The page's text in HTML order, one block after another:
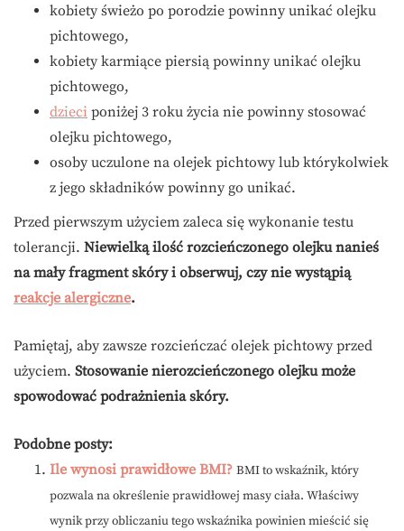
kobiety świeżo po porodzie powinny unikać olejku
pichtowego,
kobiety karmiące piersią powinny unikać olejku
pichtowego,
dzieci poniżej 3 roku życia nie powinny stosować
olejku pichtowego,
osoby uczulone na olejek pichtowy lub którykolwiek
z jego składników powinny go unikać.
Przed pierwszym użyciem zaleca się wykonanie testu
tolerancji. Niewielką ilość rozcieńczonego olejku nanieś
na mały fragment skóry i obserwuj, czy nie wystąpią
reakcje alergiczne.
Pamiętaj, aby zawsze rozcieńczać olejek pichtowy przed
użyciem. Stosowanie nierozcieńczonego olejku może
spowodować podrażnienia skóry.
Podobne posty:
Ile wynosi prawidłowe BMI? BMI to wskaźnik, który
pozwala na określenie prawidłowej masy ciała. Właściwy
wynik przy obliczaniu tego wskaźnika powinien mieścić się